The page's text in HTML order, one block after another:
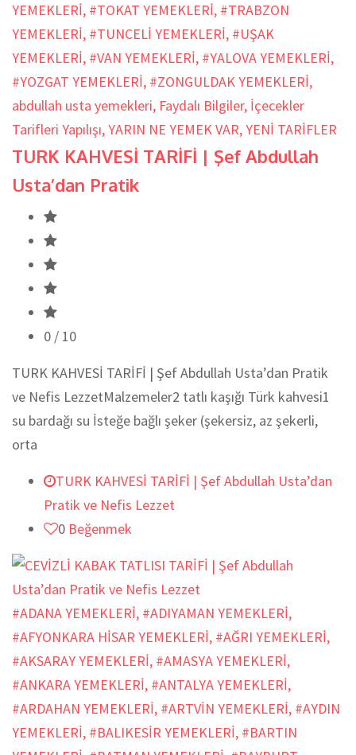
YEMEKLERİ, #TOKAT YEMEKLERİ, #TRABZON
YEMEKLERİ, #TUNCELİ YEMEKLERİ, #UŞAK
YEMEKLERİ, #VAN YEMEKLERİ, #YALOVA YEMEKLERİ,
#YOZGAT YEMEKLERİ, #ZONGULDAK YEMEKLERİ,
abdullah usta yemekleri, Faydalı Bilgiler, İçecekler
Tarifleri Yapılışı,YARIN NE YEMEK VAR,YENİ TARİFLER
TURK KAHVESİ TARİFİ | Şef Abdullah
Usta’dan Pratik
0 / 10
TURK KAHVESİ TARİFİ | Şef Abdullah Usta’dan Pratik
ve Nefis LezzetMalzemeler2 tatlı kaşığı Türk kahvesi1
su bardağı su İsteğe bağlı şeker (şekersiz, az şekerli,
orta
TURK KAHVESİ TARİFİ | Şef Abdullah Usta’dan
Pratik ve Nefis Lezzet
0 Beğenmek
#ADANA YEMEKLERİ, #ADIYAMAN YEMEKLERİ,
#AFYONKARA HİSAR YEMEKLERİ, #AĞRI YEMEKLERİ,
#AKSARAY YEMEKLERİ, #AMASYA YEMEKLERİ,
#ANKARA YEMEKLERİ, #ANTALYA YEMEKLERİ,
#ARDAHAN YEMEKLERİ, #ARTVİN YEMEKLERİ, #AYDIN
YEMEKLERİ, #BALIKESİR YEMEKLERİ, #BARTIN